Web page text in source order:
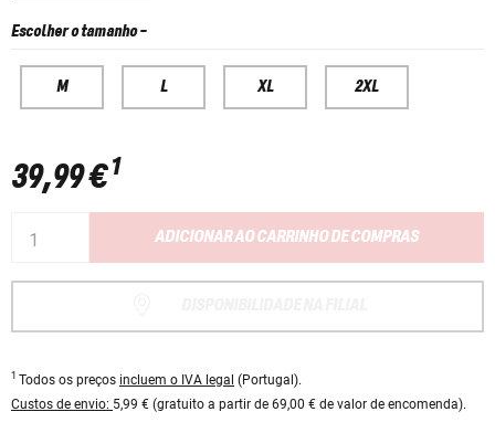
Escolher o tamanho-
M L XL 2XL
39,99 €1
ADICIONAR AO CARRINHO DE COMPRAS
1 Todos os preços incluem o IVA legal (Portugal).
Custos de envio: 5,99 € (gratuito a partir de 69,00 € de valor de encomenda).